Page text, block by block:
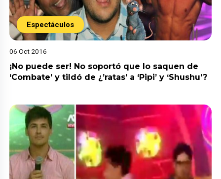
Espectáculos
06 Oct 2016
¡No puede ser! No soportó que lo saquen de
‘Combate’ y tildó de ¿’ratas’ a ‘Pipi’ y ‘Shushu’?